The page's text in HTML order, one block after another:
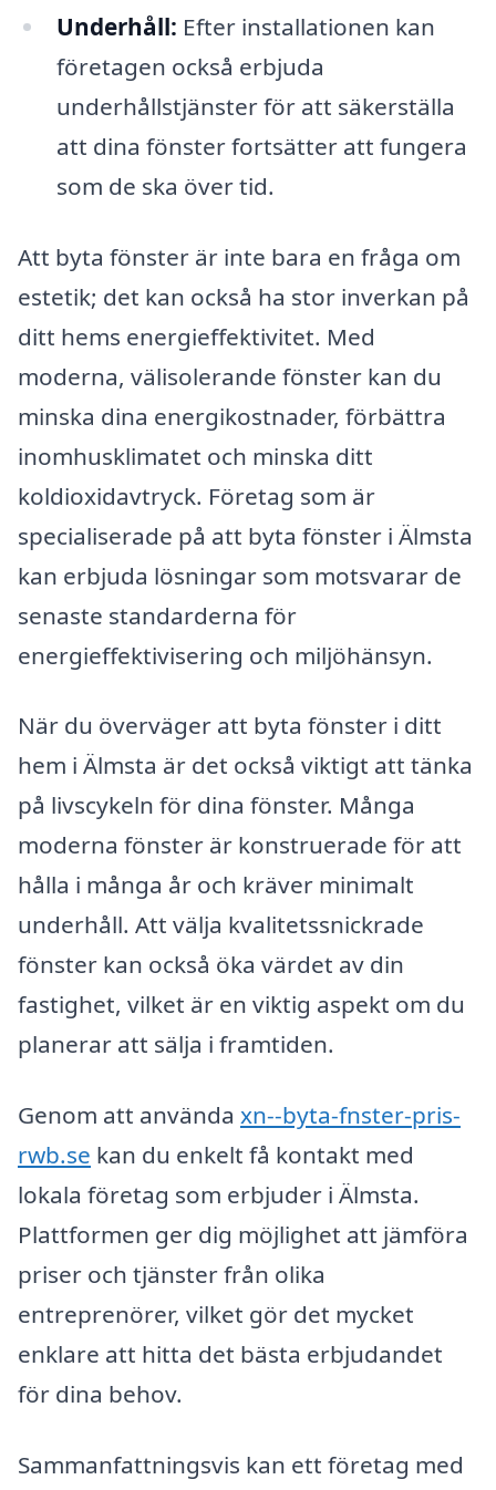
Underhåll: Efter installationen kan
företagen också erbjuda
underhållstjänster för att säkerställa
att dina fönster fortsätter att fungera
som de ska över tid.
Att byta fönster är inte bara en fråga om
estetik; det kan också ha stor inverkan på
ditt hems energieffektivitet. Med
moderna, välisolerande fönster kan du
minska dina energikostnader, förbättra
inomhusklimatet och minska ditt
koldioxidavtryck. Företag som är
specialiserade på att byta fönster i Älmsta
kan erbjuda lösningar som motsvarar de
senaste standarderna för
energieffektivisering och miljöhänsyn.
När du överväger att byta fönster i ditt
hem i Älmsta är det också viktigt att tänka
på livscykeln för dina fönster. Många
moderna fönster är konstruerade för att
hålla i många år och kräver minimalt
underhåll. Att välja kvalitetssnickrade
fönster kan också öka värdet av din
fastighet, vilket är en viktig aspekt om du
planerar att sälja i framtiden.
Genom att använda xn--byta-fnster-pris-
rwb.se kan du enkelt få kontakt med
lokala företag som erbjuder i Älmsta.
Plattformen ger dig möjlighet att jämföra
priser och tjänster från olika
entreprenörer, vilket gör det mycket
enklare att hitta det bästa erbjudandet
för dina behov.
Sammanfattningsvis kan ett företag med